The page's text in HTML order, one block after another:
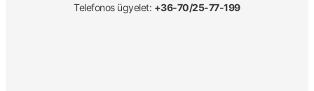
Telefonos ügyelet: +36-70/25-77-199